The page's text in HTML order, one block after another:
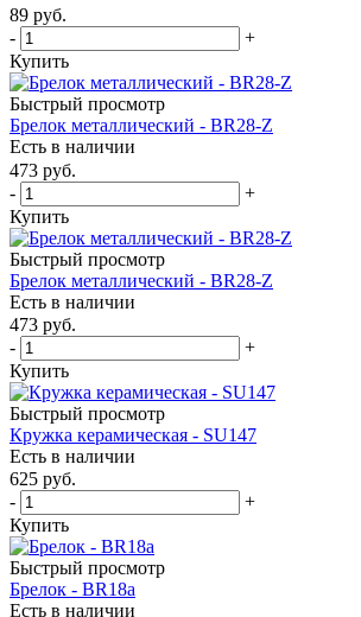
89 руб.
-
+
Купить
Быстрый просмотр
Брелок металлический - BR28-Z
Есть в наличии
473 руб.
-
+
Купить
Быстрый просмотр
Брелок металлический - BR28-Z
Есть в наличии
473 руб.
-
+
Купить
Быстрый просмотр
Кружка керамическая - SU147
Есть в наличии
625 руб.
-
+
Купить
Быстрый просмотр
Брелок - BR18a
Есть в наличии